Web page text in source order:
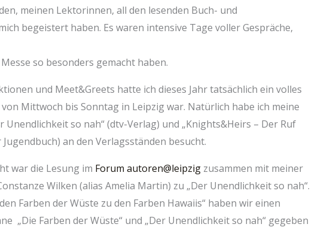
meinen Lektorinnen, all den lesenden Buch- und
begeistert haben. Es waren intensive Tage voller Gespräche,
so besonders gemacht haben.
und Meet&Greets hatte ich dieses Jahr tatsächlich ein volles
Mittwoch bis Sonntag in Leipzig war. Natürlich habe ich meine
Unendlichkeit so nah“ (dtv-Verlag) und „Knights&Heirs – Der Ruf
an den Verlagsständen besucht.
war die Lesung im Forum autoren@leipzigzusammen mit meiner
Wilken (alias Amelia Martin) zu „Der Unendlichkeit so nah“.
Farben der Wüste zu den Farben Hawaiis“ haben wir einen
„Die Farben der Wüste“ und „Der Unendlichkeit so nah“ gegeben